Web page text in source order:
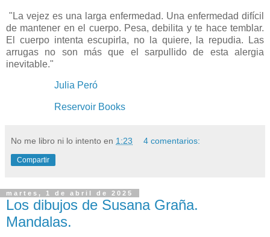
"La vejez es una larga enfermedad. Una enfermedad difícil
de mantener en el cuerpo. Pesa, debilita y te hace temblar.
El cuerpo intenta escupirla, no la quiere, la repudia. Las
arrugas no son más que el sarpullido de esta alergia
inevitable."
Julia Peró
Reservoir Books
No me libro ni lo intento en 1:23 4 comentarios:
Compartir
martes, 1 de abril de 2025
Los dibujos de Susana Graña.
Mandalas.